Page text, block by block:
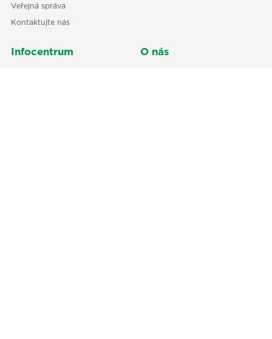
Veřejná správa
Kontaktujte nás
Infocentrum O nás